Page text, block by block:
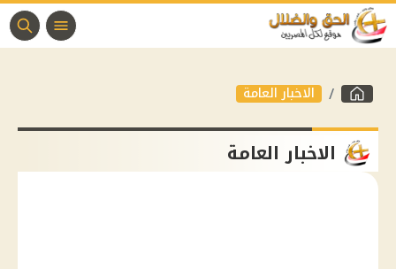
الاخبار العامة
الاخبار العامة